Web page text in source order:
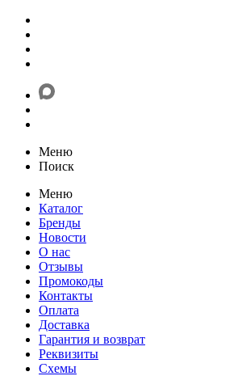
Меню
Поиск
Меню
Каталог
Бренды
Новости
О нас
Отзывы
Промокоды
Контакты
Оплата
Доставка
Гарантия и возврат
Реквизиты
Схемы